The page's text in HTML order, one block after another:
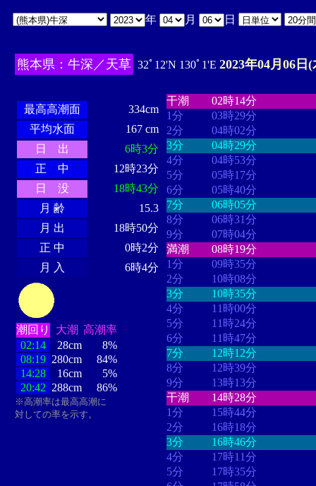
年 月 日
熊本県：牛深／天草 32ﾟ12'N 130ﾟ1'E 2023年04月06日(
最高高潮面
334cm
平均水面
167 cm
日 出
6時3分
正 中
12時23分
日 没
18時43分
月 齢
15.3
月 出
18時50分
正 中
0時2分
月 入
6時4分
潮回り 大潮 高潮率
02:14
28cm
8%
08:19 280cm
84%
14:28
16cm
5%
20:42 288cm 86%
※高潮率は最高高潮に
対しての率を示す。
干潮
02時14分
1分
03時29分
2分
04時02分
3分
04時29分
4分
04時53分
5分
05時17分
6分
05時40分
7分
06時05分
8分
06時31分
9分
07時04分
満潮
08時19分
1分
09時35分
2分
10時08分
3分
10時35分
4分
11時00分
5分
11時24分
6分
11時47分
7分
12時12分
8分
12時39分
9分
13時13分
干潮
14時28分
1分
15時44分
2分
16時18分
3分
16時46分
4分
17時11分
5分
17時35分